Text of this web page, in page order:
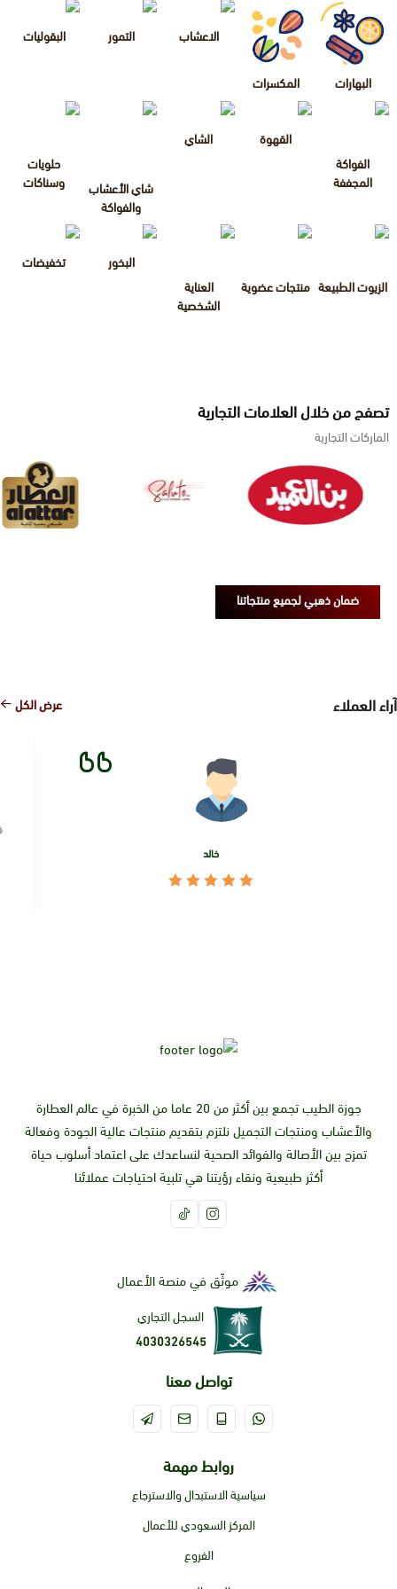
البهارات المكسرات
الاعشاب التمور البقوليات
الفواكة
المجففة
القهوة الشاي
شاي الأعشاب
والفواكة
حلويات
وسناكات
الزيوت الطبيعة منتجات عضوية
العناية
الشخصية
البخور تخفيضات
تصفح من خلال العلامات التجارية
الماركات التجارية
ضمان ذهبي لجميع منتجاتنا
آراء العملاء عرض الكل
خالد
جوزة الطيب تجمع بين أكثر من 20 عاما من الخبرة في عالم العطارة
والأعشاب ومنتجات التجميل نلتزم بتقديم منتجات عالية الجودة وفعالة
تمزج بين الأصالة والفوائد الصحية لنساعدك على اعتماد أسلوب حياة
أكثر طبيعية ونقاء رؤيتنا هي تلبية احتياجات عملائنا
موثّق في منصة الأعمال
السجل التجاري
4030326545
تواصل معنا
روابط مهمة
سياسية الاستبدال والاسترجاع
المركز السعودي للأعمال
الفروع